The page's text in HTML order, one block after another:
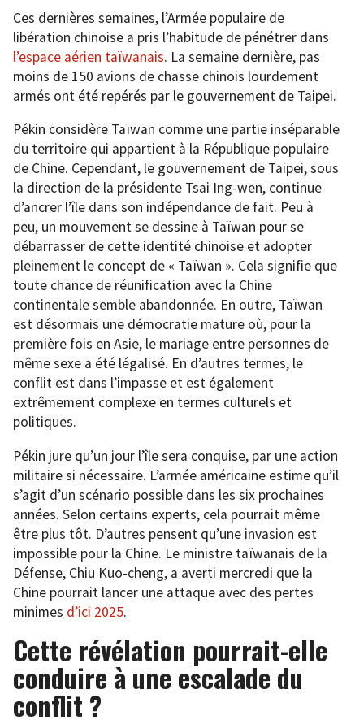
Ces dernières semaines, l’Armée populaire de
libération chinoise a pris l’habitude de pénétrer dans
l’espace aérien taïwanais. La semaine dernière, pas
moins de 150 avions de chasse chinois lourdement
armés ont été repérés par le gouvernement de Taipei.
Pékin considère Taïwan comme une partie inséparable
du territoire qui appartient à la République populaire
de Chine. Cependant, le gouvernement de Taipei, sous
la direction de la présidente Tsai Ing-wen, continue
d’ancrer l’île dans son indépendance de fait. Peu à
peu, un mouvement se dessine à Taïwan pour se
débarrasser de cette identité chinoise et adopter
pleinement le concept de « Taïwan ». Cela signifie que
toute chance de réunification avec la Chine
continentale semble abandonnée. En outre, Taïwan
est désormais une démocratie mature où, pour la
première fois en Asie, le mariage entre personnes de
même sexe a été légalisé. En d’autres termes, le
conflit est dans l’impasse et est également
extrêmement complexe en termes culturels et
politiques.
Pékin jure qu’un jour l’île sera conquise, par une action
militaire si nécessaire. L’armée américaine estime qu’il
s’agit d’un scénario possible dans les six prochaines
années. Selon certains experts, cela pourrait même
être plus tôt. D’autres pensent qu’une invasion est
impossible pour la Chine. Le ministre taïwanais de la
Défense, Chiu Kuo-cheng, a averti mercredi que la
Chine pourrait lancer une attaque avec des pertes
minimes d’ici 2025.
Cette révélation pourrait-elle
conduire à une escalade du
conflit ?